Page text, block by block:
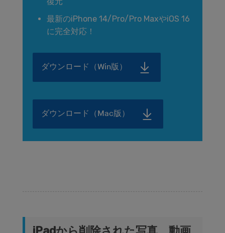
最新のiPhone 14/Pro/Pro MaxやiOS 16
に完全対応！
ダウンロード（Win版）
ダウンロード（Mac版）